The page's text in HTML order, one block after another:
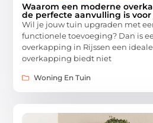
Waarom een moderne
de perfecte aanvulling is
Wil je jouw tuin upgraden met
functionele toevoeging? Dan is
overkapping in Rijssen een
overkapping biedt niet
Woning En Tuin